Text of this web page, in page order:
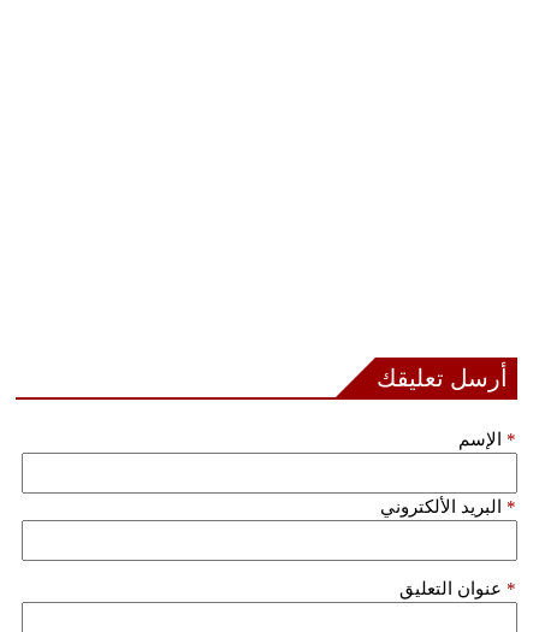
أرسل تعليقك
الإسم *
البريد الألكتروني *
عنوان التعليق *